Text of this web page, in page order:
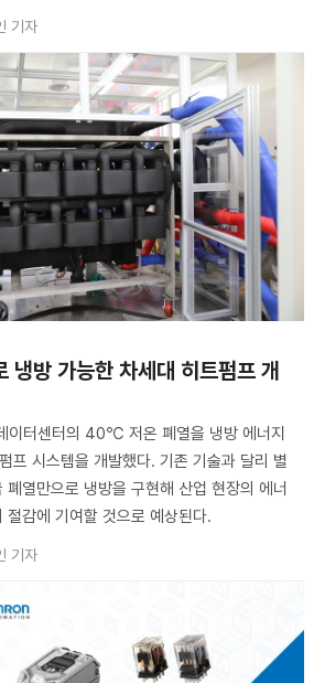
기자
냉방 가능한 차세대 히트펌프 개
이터센터의 40℃ 저온 폐열을 냉방 에너지
프 시스템을 개발했다. 기존 기술과 달리 별
열만으로 냉방을 구현해 산업 현장의 에너
감에 기여할 것으로 예상된다.
기자